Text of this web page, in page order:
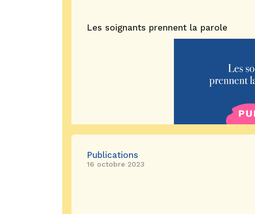
Les soignants prennent la parole
Publications
16 octobre 2023